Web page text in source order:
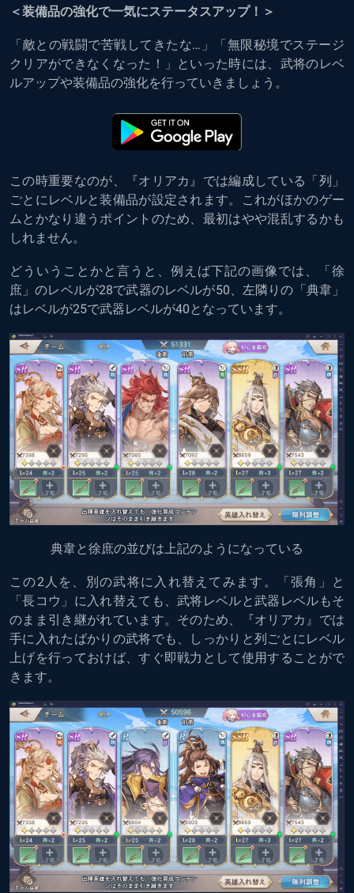
＜装備品の強化で一気にステータスアップ！＞
「敵との戦闘で苦戦してきたな…」「無限秘境でステージ
クリアができなくなった！」といった時には、武将のレベ
ルアップや装備品の強化を行っていきましょう。
この時重要なのが、『オリアカ』では編成している「列」
ごとにレベルと装備品が設定されます。これがほかのゲー
ムとかなり違うポイントのため、最初はやや混乱するかも
しれません。
どういうことかと言うと、例えば下記の画像では、「徐
庶」のレベルが28で武器のレベルが50、左隣りの「典韋」
はレベルが25で武器レベルが40となっています。
典韋と徐庶の並びは上記のようになっている
この2人を、別の武将に入れ替えてみます。「張角」と
「長コウ」に入れ替えても、武将レベルと武器レベルもそ
のまま引き継がれています。そのため、『オリアカ』では
手に入れたばかりの武将でも、しっかりと列ごとにレベル
上げを行っておけば、すぐ即戦力として使用することがで
きます。